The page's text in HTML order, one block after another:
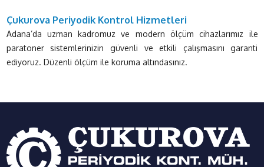
Çukurova Periyodik Kontrol Hizmetleri
Adana’da uzman kadromuz ve modern ölçüm cihazlarımız ile
paratoner sistemlerinizin güvenli ve etkili çalışmasını garanti
ediyoruz. Düzenli ölçüm ile koruma altındasınız.